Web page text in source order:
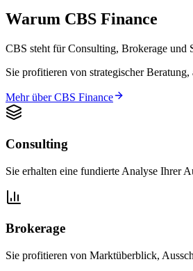
Warum CBS Finance
CBS steht für Consulting, Brokerage und
Sie profitieren von strategischer
Mehr über CBS Finance
Consulting
Sie erhalten eine fundierte Analyse Ihrer
Brokerage
Sie profitieren von Marktüberblick,